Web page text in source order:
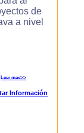
de
a nivel
Leer mas>>
Información